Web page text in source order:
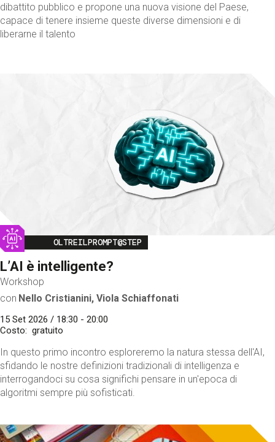
dibattito pubblico e propone una nuova visione del Paese,
capace di tenere insieme queste diverse dimensioni e di
liberarne il talento
Image
OLTREILPROMPT@STEP
L’AI è intelligente?
Workshop
con Nello Cristianini, Viola Schiaffonati
15 Set 2026 / 18:30 - 20:00
Costo
gratuito
In questo primo incontro esploreremo la natura stessa dell'AI,
sfidando le nostre definizioni tradizionali di intelligenza e
interrogandoci su cosa significhi pensare in un'epoca di
algoritmi sempre più sofisticati.